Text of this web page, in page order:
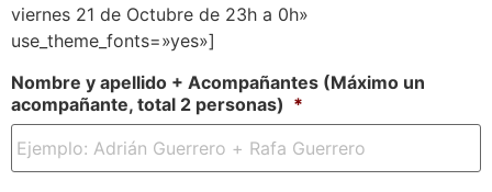
viernes 21 de Octubre de 23h a 0h»
use_theme_fonts=»yes»]
Nombre y apellido + Acompañantes (Máximo un
acompañante, total 2 personas) *